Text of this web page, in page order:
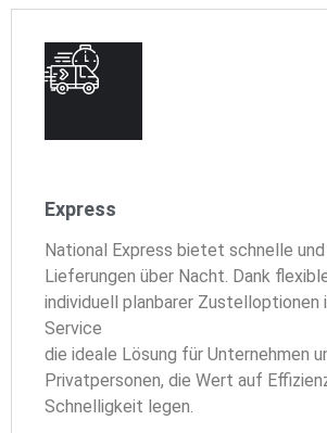
Express
National Express bietet schnelle
Lieferungen über Nacht. Dank
individuell planbarer Zustelloptionen
Service
die ideale Lösung für Unternehmen
Privatpersonen, die Wert auf
Schnelligkeit legen.